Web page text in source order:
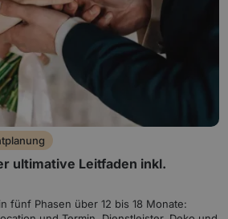
ultimative Leitfaden inkl.
fünf Phasen über 12 bis 18 Monate: